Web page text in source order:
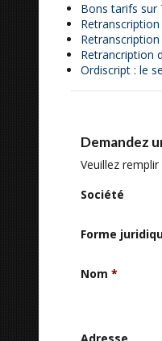
Bons tarifs sur
Retrancription
Ordiscript : le
Demandez
Veuillez
Société
Forme
Nom *